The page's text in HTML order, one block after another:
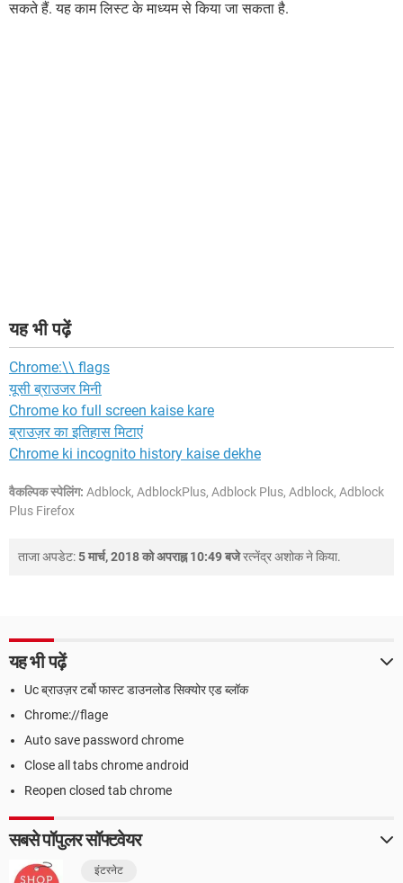
सकते हैं. यह काम लिस्ट के माध्यम से किया जा सकता है.
यह भी पढ़ें
Chrome:\\ flags
यूसी ब्राउजर मिनी
Chrome ko full screen kaise kare
ब्राउज़र का इतिहास मिटाएं
Chrome ki incognito history kaise dekhe
वैकल्पिक स्पेलिंग: Adblock, AdblockPlus, Adblock Plus, Adblock, Adblock
Plus Firefox
ताजा अपडेट:5 मार्च, 2018 को अपराह्न 10:49 बजेरत्नेंद्र अशोकने किया.
यह भी पढ़ें
Uc ब्राउज़र टर्बो फास्ट डाउनलोड सिक्योर एड ब्लॉक
Chrome://flage
Auto save password chrome
Close all tabs chrome android
Reopen closed tab chrome
सबसे पॉपुलर सॉफ्टवेयर
इंटरनेट